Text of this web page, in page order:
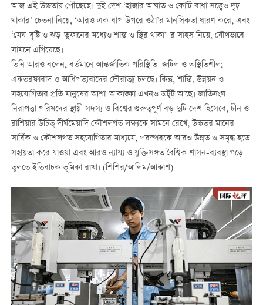
আজ এই উচ্চতায় পৌঁছেছে। দুই দেশ ‘হাজার আঘাত ও কোটি বাধা সত্ত্বেও দৃঢ়
থাকার’ চেতনা নিয়ে, ‘আরও এক ধাপ উপরে ওঠা’র মানসিকতা ধারণ করে, এবং
‘মেঘ-বৃষ্টি ও ঝড়-তুফানের মধ্যেও শান্ত ও স্থির থাকা’-র সাহস নিয়ে, যৌথভাবে
সামনে এগিয়েছে।
তিনি আরও বলেন, বর্তমানে আন্তর্জাতিক পরিস্থিতি জটিল ও অস্থিতিশীল;
একতরফাবাদ ও আধিপত্যবাদের দৌরাত্ম্য চলছে। কিন্তু, শান্তি, উন্নয়ন ও
সহযোগিতার প্রতি মানুষের আশা-আকাঙ্ক্ষা এখনও অটুট আছে। জাতিসংঘ
নিরাপত্তা পরিষদের স্থায়ী সদস্য ও বিশ্বের গুরুত্বপূর্ণ বড় দুটি দেশ হিসেবে, চীন ও
রাশিয়ার উচিত্ দীর্ঘমেয়াদি কৌশলগত লক্ষ্যকে সামনে রেখে, উচ্চতর মানের
সার্বিক ও কৌশলগত সহযোগিতার মাধ্যমে, পরস্পরকে আরও উন্নত ও সমৃদ্ধ হতে
সহায়তা করে যাওয়া এবং আরও ন্যায্য ও যুক্তিসঙ্গত বৈশ্বিক শাসন-ব্যবস্থা গড়ে
তুলতে ইতিবাচক ভূমিকা রাখা। (শিশির/আলিম/আকাশ)